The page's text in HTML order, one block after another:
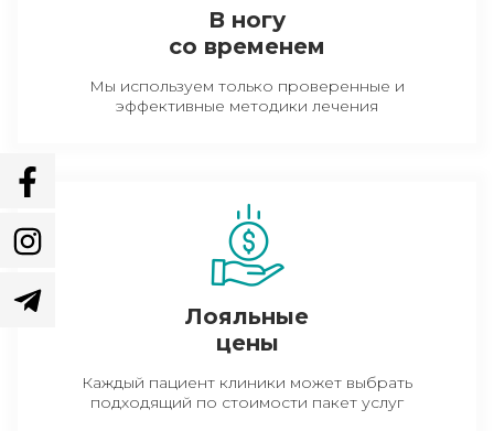
В ногу
со временем
Мы используем только проверенные и
эффективные методики лечения
Лояльные
цены
Каждый пациент клиники может выбрать
подходящий по стоимости пакет услуг